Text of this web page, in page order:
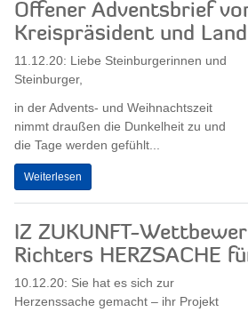
Offener Adventsbrief
Kreispräsident und
11.12.20: Liebe Steinburgerinnen und
Steinburger,
in der Advents- und Weihnachtszeit
nimmt draußen die Dunkelheit zu und
die Tage werden gefühlt...
Weiterlesen
IZ ZUKUNFT-
Richters HERZSACHE
10.12.20: Sie hat es sich zur
Herzenssache gemacht – ihr Projekt